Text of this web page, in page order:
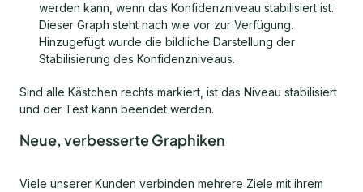
werden kann, wenn das Konfidenzniveau stabilisiert ist.
Dieser Graph steht nach wie vor zur Verfügung.
Hinzugefügt wurde die bildliche Darstellung der
Stabilisierung des Konfidenzniveaus.
Sind alle Kästchen rechts markiert, ist das Niveau stabilisiert
und der Test kann beendet werden.
Neue, verbesserte Graphiken
Viele unserer Kunden verbinden mehrere Ziele mit ihrem